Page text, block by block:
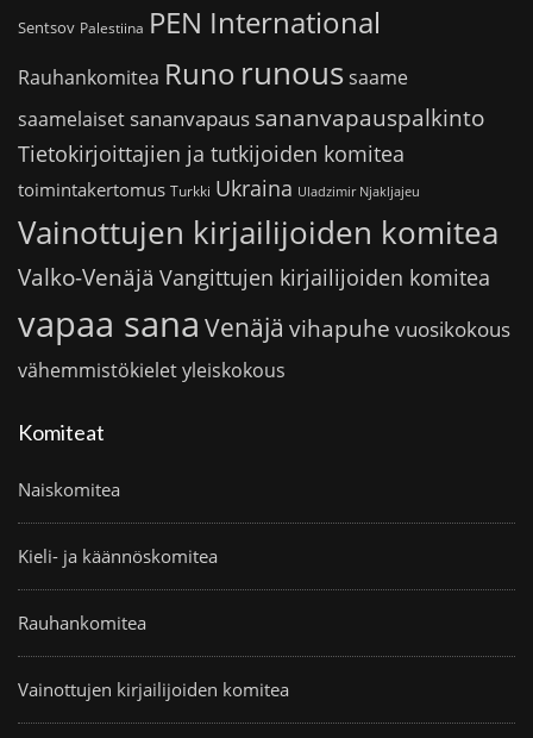
Sentsov Palestiina PEN International
Rauhankomitea Runo runoussaame
saamelaiset sananvapaus sananvapauspalkinto
Tietokirjoittajien ja tutkijoiden komitea
toimintakertomus Turkki Ukraina Uladzimir Njakljajeu
Vainottujen kirjailijoiden komitea
Valko-Venäjä Vangittujen kirjailijoiden komitea
vapaa sana Venäjä vihapuhe vuosikokous
vähemmistökieletyleiskokous
Komiteat
Naiskomitea
Kieli- ja käännöskomitea
Rauhankomitea
Vainottujen kirjailijoiden komitea